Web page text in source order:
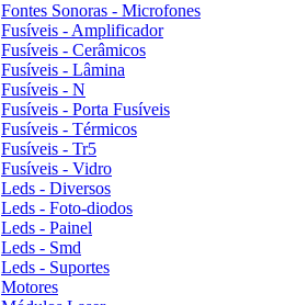
Fontes Sonoras - Microfones
Fusíveis - Amplificador
Fusíveis - Cerâmicos
Fusíveis - Lâmina
Fusíveis - N
Fusíveis - Porta Fusíveis
Fusíveis - Térmicos
Fusíveis - Tr5
Fusíveis - Vidro
Leds - Diversos
Leds - Foto-diodos
Leds - Painel
Leds - Smd
Leds - Suportes
Motores